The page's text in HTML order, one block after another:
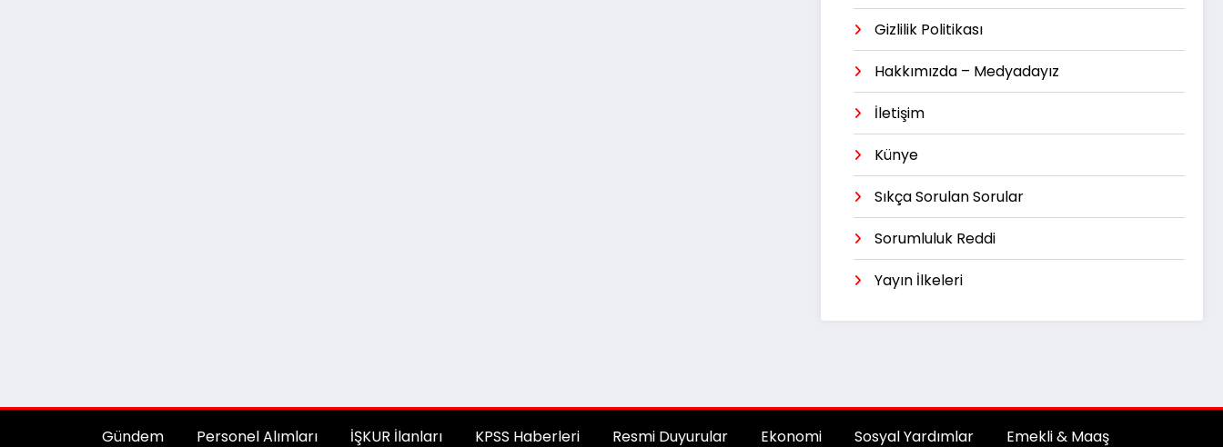
Gizlilik Politikası
Hakkımızda – Medyadayız
İletişim
Künye
Sıkça Sorulan Sorular
Sorumluluk Reddi
Yayın İlkeleri
Gündem Personel Alımları İŞKUR İlanları KPSS Haberleri Resmi Duyurular Ekonomi Sosyal Yardımlar Emekli & Maaş